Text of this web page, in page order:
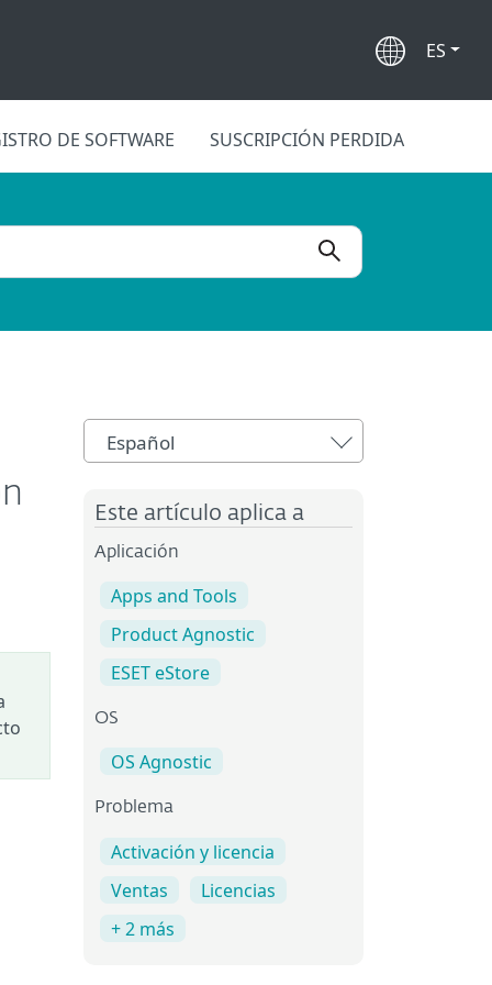
ES
DE SOFTWARE SUSCRIPCIÓN PERDIDA
Español
Este artículo aplica a
Aplicación
Apps and Tools
Product Agnostic
ESET eStore
OS
OS Agnostic
Problema
Activación y licencia
Ventas
Licencias
+ 2 más